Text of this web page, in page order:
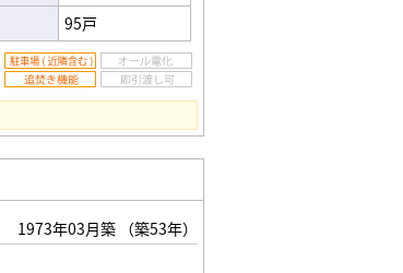
95戸
1973年03月築 （築53年）